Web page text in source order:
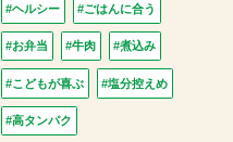
#ヘルシー #ごはんに合う
#お弁当 #牛肉 #煮込み
#こどもが喜ぶ #塩分控えめ
#高タンパク